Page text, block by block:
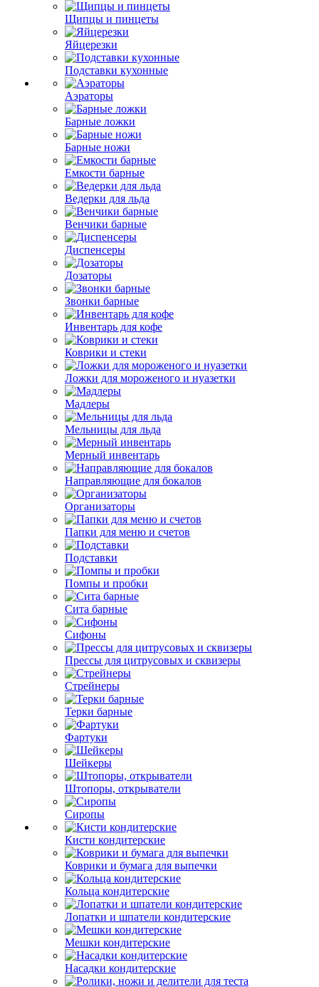
Щипцы и пинцеты
Яйцерезки
Подставки кухонные
Аэраторы
Барные ложки
Барные ножи
Емкости барные
Ведерки для льда
Венчики барные
Диспенсеры
Дозаторы
Звонки барные
Инвентарь для кофе
Коврики и стеки
Ложки для мороженого и нуазетки
Мадлеры
Мельницы для льда
Мерный инвентарь
Направляющие для бокалов
Организаторы
Папки для меню и счетов
Подставки
Помпы и пробки
Сита барные
Сифоны
Прессы для цитрусовых и сквизеры
Стрейнеры
Терки барные
Фартуки
Шейкеры
Штопоры, открыватели
Сиропы
Кисти кондитерские
Коврики и бумага для выпечки
Кольца кондитерские
Лопатки и шпатели кондитерские
Мешки кондитерские
Насадки кондитерские